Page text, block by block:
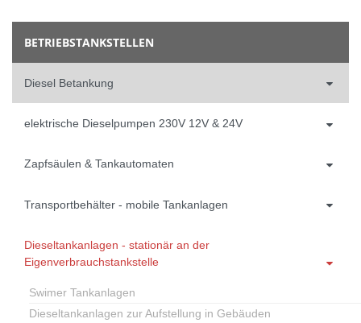
BETRIEBSTANKSTELLEN
Diesel Betankung
elektrische Dieselpumpen 230V 12V & 24V
Zapfsäulen & Tankautomaten
Transportbehälter - mobile Tankanlagen
Dieseltankanlagen - stationär an der
Eigenverbrauchstankstelle
Swimer Tankanlagen
Dieseltankanlagen zur Aufstellung in Gebäuden